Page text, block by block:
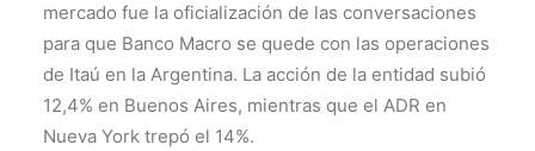
mercado fue la oficialización de las conversaciones
para que Banco Macro se quede con las operaciones
de Itaú en la Argentina. La acción de la entidad subió
12,4% en Buenos Aires, mientras que el ADR en
Nueva York trepó el 14%.